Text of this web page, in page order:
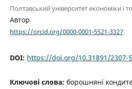
Полтавський університет економіки і
Автор
https://orcid.org/0000-0001-5521-3327
DOI: https://doi.org/10.31891/2307-
Ключові слова: борошняні